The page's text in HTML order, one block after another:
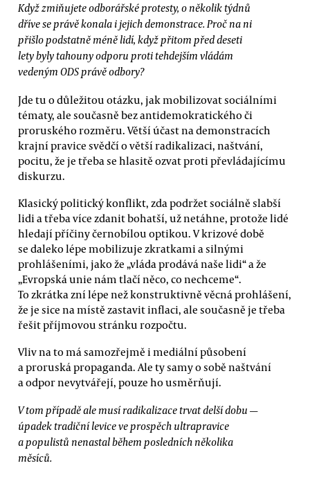
Když zmiňujete odborářské protesty, o několik týdnů
dříve se právě konala i jejich demonstrace. Proč na ni
přišlo podstatně méně lidí, když přitom před deseti
lety byly tahouny odporu proti tehdejším vládám
vedeným ODS právě odbory?
Jde tu o důležitou otázku, jak mobilizovat sociálními
tématy, ale současně bez antidemokratického či
proruského rozměru. Větší účast na demonstracích
krajní pravice svědčí o větší radikalizaci, naštvání,
pocitu, že je třeba se hlasitě ozvat proti převládajícímu
diskurzu.
Klasický politický konflikt, zda podržet sociálně slabší
lidi a třeba více zdanit bohatší, už netáhne, protože lidé
hledají příčiny černobílou optikou. V krizové době
se daleko lépe mobilizuje zkratkami a silnými
prohlášeními, jako že „vláda prodává naše lidi“ a že
„Evropská unie nám tlačí něco, co nechceme“.
To zkrátka zní lépe než konstruktivně věcná prohlášení,
že je sice na místě zastavit inflaci, ale současně je třeba
řešit příjmovou stránku rozpočtu.
Vliv na to má samozřejmě i mediální působení
a proruská propaganda. Ale ty samy o sobě naštvání
a odpor nevytvářejí, pouze ho usměrňují.
V tom případě ale musí radikalizace trvat delší dobu —
úpadek tradiční levice ve prospěch ultrapravice
a populistů nenastal během posledních několika
měsíců.